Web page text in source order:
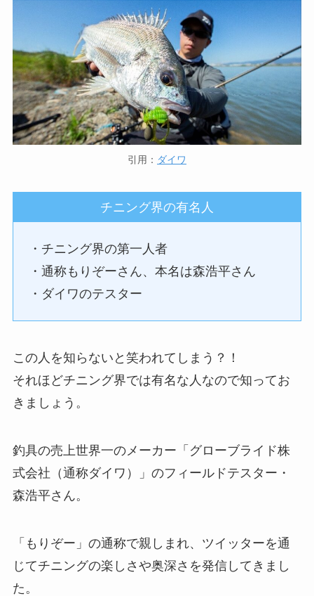
引用： ダイワ
チニング界の有名人
・チニング界の第一人者
・通称もりぞーさん、本名は森浩平さん
・ダイワのテスター
この人を知らないと笑われてしまう？！
それほどチニング界では有名な人なので知ってお
きましょう。
釣具の売上世界一のメーカー「グローブライド株
式会社（通称ダイワ）」のフィールドテスター・
森浩平さん。
「もりぞー」の通称で親しまれ、ツイッターを通
じてチニングの楽しさや奥深さを発信してきまし
た。